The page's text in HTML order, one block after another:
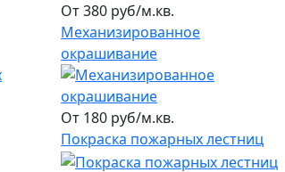
От 380 руб/м.кв.
Механизированное
окрашивание
От 180 руб/м.кв.
Покраска пожарных лестниц